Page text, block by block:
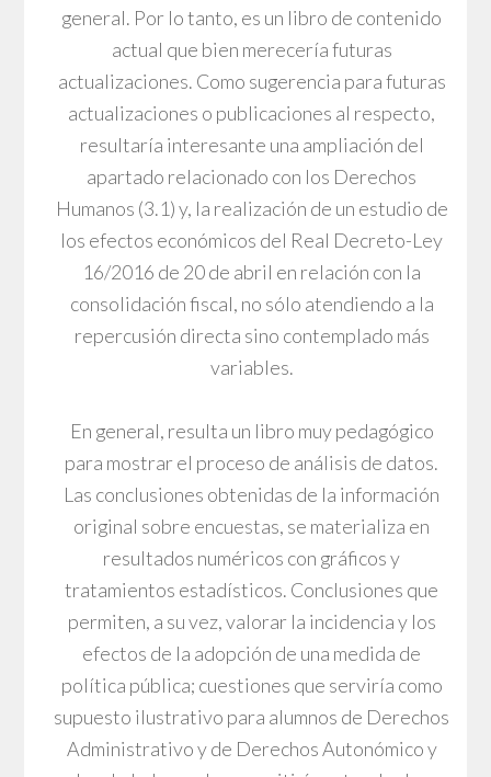
general. Por lo tanto, es un libro de contenido
actual que bien merecería futuras
actualizaciones. Como sugerencia para futuras
actualizaciones o publicaciones al respecto,
resultaría interesante una ampliación del
apartado relacionado con los Derechos
Humanos (3.1) y, la realización de un estudio de
los efectos económicos del Real Decreto-Ley
16/2016 de 20 de abril en relación con la
consolidación fiscal, no sólo atendiendo a la
repercusión directa sino contemplado más
variables.
En general, resulta un libro muy pedagógico
para mostrar el proceso de análisis de datos.
Las conclusiones obtenidas de la información
original sobre encuestas, se materializa en
resultados numéricos con gráficos y
tratamientos estadísticos. Conclusiones que
permiten, a su vez, valorar la incidencia y los
efectos de la adopción de una medida de
política pública; cuestiones que serviría como
supuesto ilustrativo para alumnos de Derechos
Administrativo y de Derechos Autonómico y